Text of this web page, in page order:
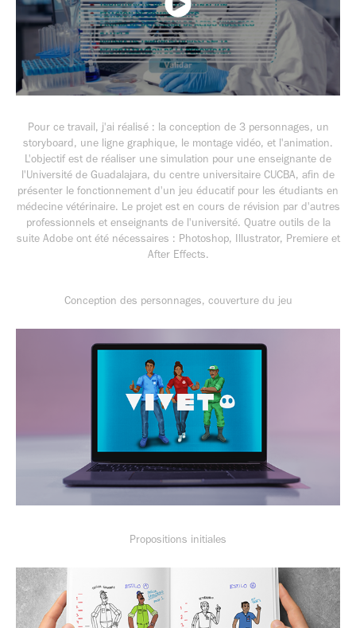
Pour ce travail, j'ai réalisé : la conception de 3 personnages, un
storyboard, une ligne graphique, le montage vidéo, et l'animation.
L'objectif est de réaliser une simulation pour une enseignante de
l'Université de Guadalajara, du centre universitaire CUCBA, afin de
présenter le fonctionnement d'un jeu éducatif pour les étudiants en
médecine vétérinaire. Le projet est en cours de révision par d'autres
professionnels et enseignants de l'université. Quatre outils de la
suite Adobe ont été nécessaires : Photoshop, Illustrator, Premiere et
After Effects.
Conception des personnages, couverture du jeu
Propositions initiales